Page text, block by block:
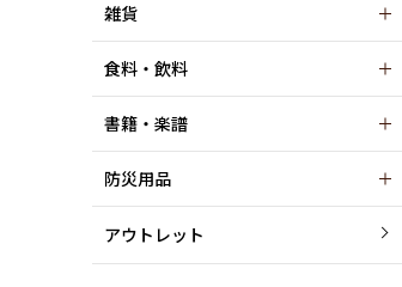
雑貨
食料・飲料
書籍・楽譜
防災用品
アウトレット